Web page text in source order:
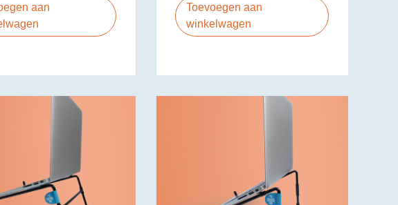
aan
Toevoegen aan
winkelwagen